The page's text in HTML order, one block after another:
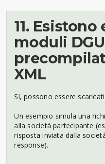
11.
moduli
XML
Sì, possono essere
Un esempio simula una
alla società partecipante
risposta inviata dalla
response).